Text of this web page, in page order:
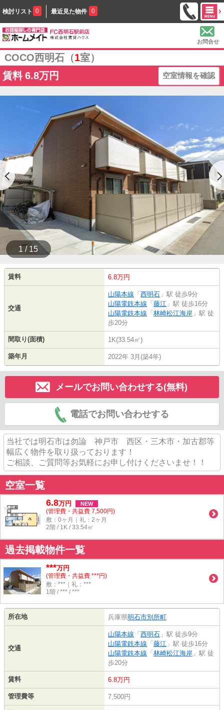
検討リスト 0 最近見た物件 0
お問合せ
COCO西明石（1室）
賃料 6.8万円 空室情報を確認
1 / 15
賃料 6.8万円
交通
山陽本線 「 西明石 」駅 徒歩9分
山陽電鉄本線 「 藤江 」駅 徒歩16分
山陽電鉄本線 「 林崎松江海岸 」駅 徒
歩20分
間取り(面積) 1K(33.54㎡)
築年月 2022年 3月(築4年)
メールでお問い合わせする(無料)
電話でお問い合わせする
当社では明石市は勿論 神戸市 西区・三木市・加古郡等
幅広く物件を取り扱っております！
ご相談、ご質問等お気軽にお申し付けくださいませ！！
空室一覧
6.8万円 NEW
(管理費・共益費 7,500円)
敷：0ヶ月｜礼：2ヶ月
2階 / 1K / 33.54㎡
過去掲載物件一覧
***万円
(管理費・共益費 ***円)
敷：***｜礼：***
1階 / *** / ***
所在地 兵庫県明石市別所町
交通
山陽本線 「 西明石 」駅 徒歩9分
山陽電鉄本線 「 藤江 」駅 徒歩16分
山陽電鉄本線 「 林崎松江海岸 」駅 徒
歩20分
賃料 6.8万円
管理費等 7,500円